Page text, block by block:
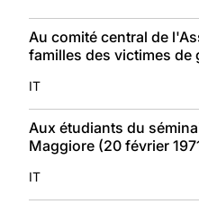
Au comité central de
familles des victimes de
IT
Aux étudiants du
Maggiore (20 février
IT